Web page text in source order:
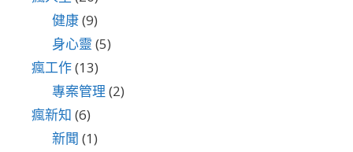
健康(9)
身心靈 (5)
瘋工作(13)
專案管理 (2)
瘋新知 (6)
新聞 (1)